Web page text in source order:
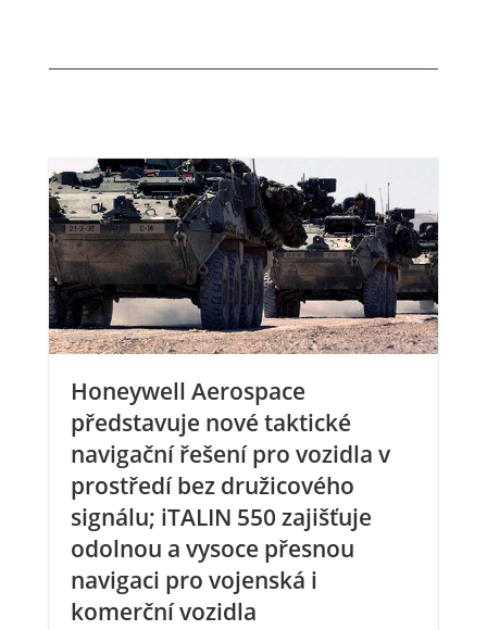
Honeywell Aerospace
představuje nové taktické
navigační řešení pro vozidla v
prostředí bez družicového
signálu; iTALIN 550 zajišťuje
odolnou a vysoce přesnou
navigaci pro vojenská i
komerční vozidla